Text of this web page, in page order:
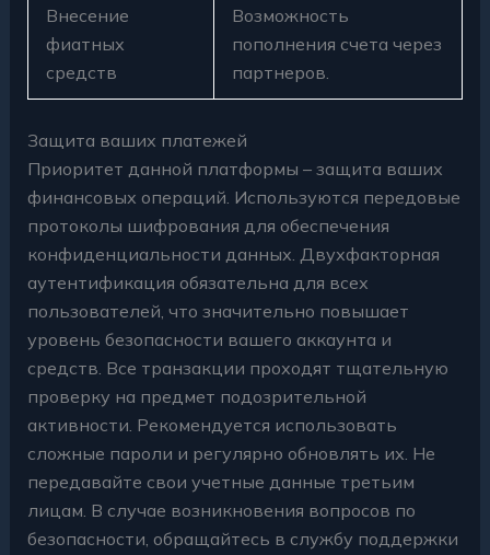
Внесение
фиатных
средств
Возможность
пополнения счета через
партнеров.
Защита ваших платежей
Приоритет данной платформы – защита ваших
финансовых операций. Используются передовые
протоколы шифрования для обеспечения
конфиденциальности данных. Двухфакторная
аутентификация обязательна для всех
пользователей, что значительно повышает
уровень безопасности вашего аккаунта и
средств. Все транзакции проходят тщательную
проверку на предмет подозрительной
активности. Рекомендуется использовать
сложные пароли и регулярно обновлять их. Не
передавайте свои учетные данные третьим
лицам. В случае возникновения вопросов по
безопасности, обращайтесь в службу поддержки